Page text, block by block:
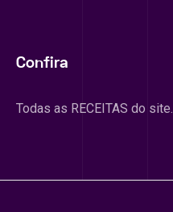
Confira
Todas as RECEITAS do site.